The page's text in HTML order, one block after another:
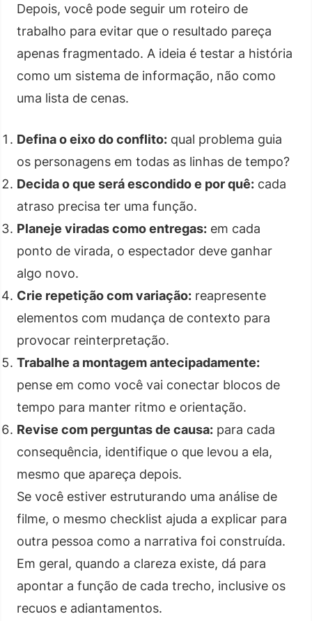
Depois, você pode seguir um roteiro de
trabalho para evitar que o resultado pareça
apenas fragmentado. A ideia é testar a história
como um sistema de informação, não como
uma lista de cenas.
Defina o eixo do conflito: qual problema guia
os personagens em todas as linhas de tempo?
Decida o que será escondido e por quê: cada
atraso precisa ter uma função.
Planeje viradas como entregas: em cada
ponto de virada, o espectador deve ganhar
algo novo.
Crie repetição com variação: reapresente
elementos com mudança de contexto para
provocar reinterpretação.
Trabalhe a montagem antecipadamente:
pense em como você vai conectar blocos de
tempo para manter ritmo e orientação.
Revise com perguntas de causa: para cada
consequência, identifique o que levou a ela,
mesmo que apareça depois.
Se você estiver estruturando uma análise de
filme, o mesmo checklist ajuda a explicar para
outra pessoa como a narrativa foi construída.
Em geral, quando a clareza existe, dá para
apontar a função de cada trecho, inclusive os
recuos e adiantamentos.